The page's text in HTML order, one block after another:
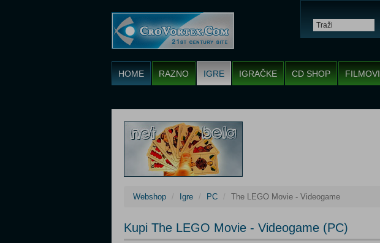
HOME RAZNO IGRE IGRAČKE CD SHOP FILMOVI
Webshop Igre PC The LEGO Movie - Videogame
Kupi The LEGO Movie - Videogame (PC)